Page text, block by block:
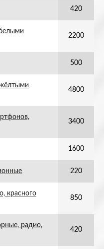
420
2200
500
4800
3400
1600
220
красного
850
радио,
420